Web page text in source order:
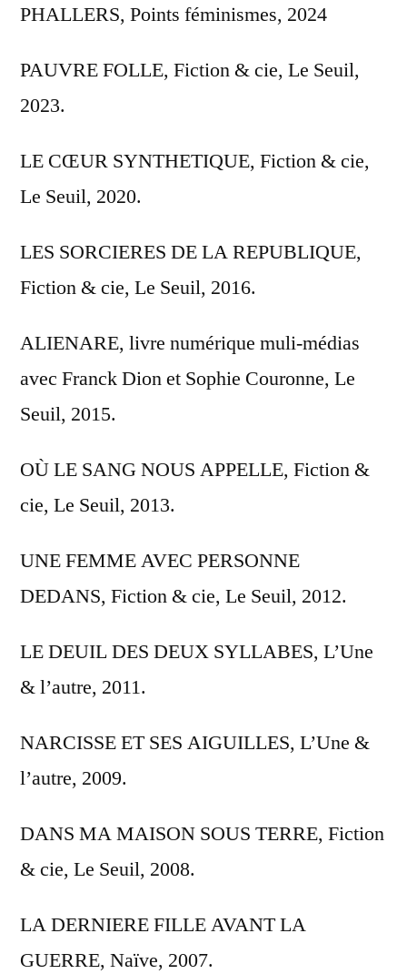
PHALLERS, Points féminismes, 2024
PAUVRE FOLLE, Fiction & cie, Le Seuil,
2023.
LE CŒUR SYNTHETIQUE, Fiction & cie,
Le Seuil, 2020.
LES SORCIERES DE LA REPUBLIQUE,
Fiction & cie, Le Seuil, 2016.
ALIENARE, livre numérique muli-médias
avec Franck Dion et Sophie Couronne, Le
Seuil, 2015.
OÙ LE SANG NOUS APPELLE, Fiction &
cie, Le Seuil, 2013.
UNE FEMME AVEC PERSONNE
DEDANS, Fiction & cie, Le Seuil, 2012.
LE DEUIL DES DEUX SYLLABES, L’Une
& l’autre, 2011.
NARCISSE ET SES AIGUILLES, L’Une &
l’autre, 2009.
DANS MA MAISON SOUS TERRE, Fiction
& cie, Le Seuil, 2008.
LA DERNIERE FILLE AVANT LA
GUERRE, Naïve, 2007.